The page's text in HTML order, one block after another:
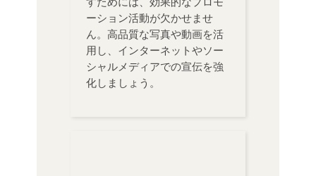
ーション活動が欠かせませ
ん。高品質な写真や動画を活
用し、インターネットやソー
シャルメディアでの宣伝を強
化しましょう。